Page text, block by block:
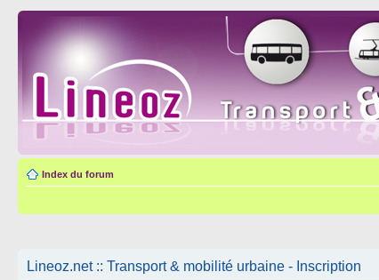
Index du forum
Lineoz.net :: Transport & mobilité urbaine - Inscription